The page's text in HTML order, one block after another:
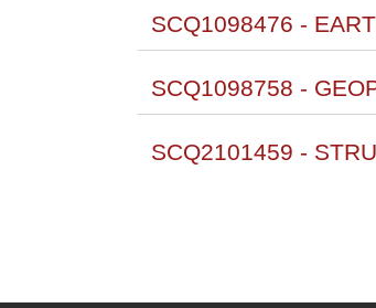
SCQ1098476 -
SCQ1098758 -
SCQ2101459 -